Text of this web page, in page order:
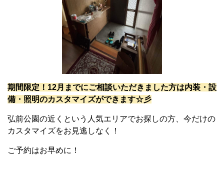
期間限定！12月までにご相談いただきました方は内装・設
備・照明のカスタマイズができます☆彡
弘前公園の近くという人気エリアでお探しの方、今だけの
カスタマイズをお見逃しなく！
ご予約はお早めに！